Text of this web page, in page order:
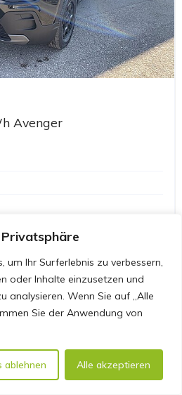
um Ihr Surferlebnis zu verbessern,
oder Inhalte einzusetzen und
analysieren. Wenn Sie auf „Alle
Sie der Anwendung von
ablehnen Alle akzeptieren